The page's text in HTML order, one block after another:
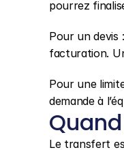
pourrez
Pour un devis
facturation.
Pour une
demande à
Le transfert